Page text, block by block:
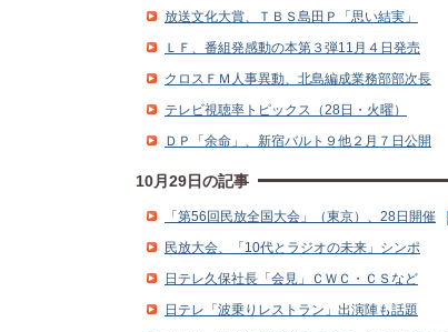
放送文化大賞、ＴＢＳ島田Ｐ「思い結実」
ＬＦ、番組発感動の本第３弾11月４日発売
クロスＦＭ人事異動、北島編成業務部部次長
テレビ視聴率トピックス（28日・火曜）
ＤＰ「余命」、新宿バルト９他２月７日公開
10月29日の記事
「第56回民放全国大会」（東京）、28日開催
民放大会、「10代とラジオの未来」シンポ
日テレ久保社長「会見」ＣＷＣ・ＣＳなど
日テレ「波乗りレストラン」出演陣も話題